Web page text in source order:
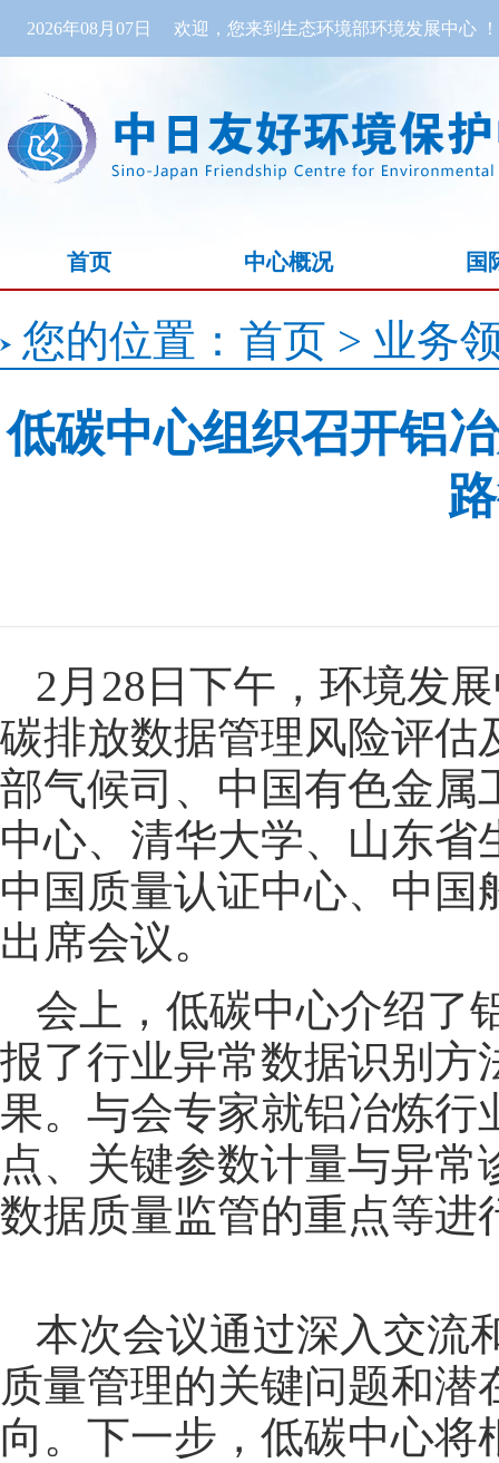
2026年08月07日 欢迎，您来到生态环境部环境发展中心 ！
首页 中心概况 国
您的位置： 首页 > 业务
低碳中心组织召开铝
2月28日下午，环境发
碳排放数据管理风险评估
部气候司、中国有色金属
中心、清华大学、山东
中国质量认证中心、中
出席会议。
会上，低碳中心介绍了
报了行业异常数据识别方
果。与会专家就铝冶炼行
点、关键参数计量与异
数据质量监管的重点等
本次会议通过深入交流
质量管理的关键问题和
向。下一步，低碳中心